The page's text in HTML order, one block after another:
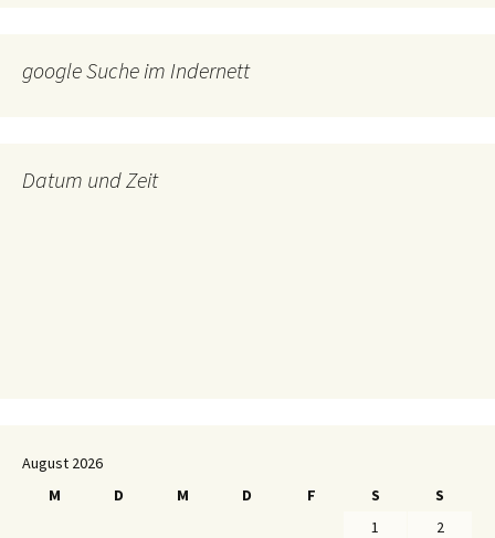
google Suche im Indernett
Datum und Zeit
August 2026
M
D M D F S
S
1
2